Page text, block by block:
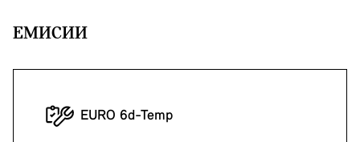
EМИСИИ
EURO 6d-Temp